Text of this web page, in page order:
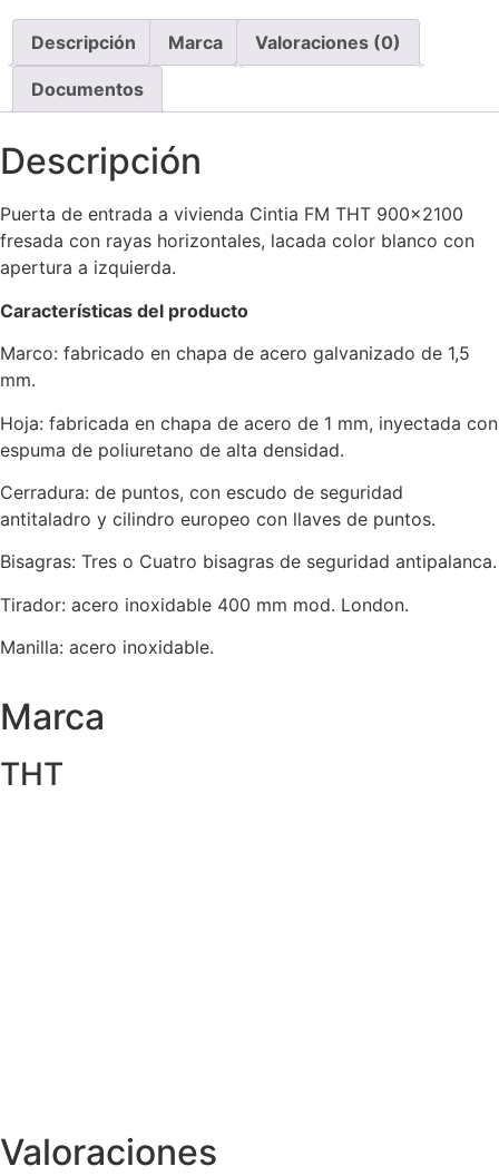
Descripción Marca Valoraciones (0)
Documentos
Descripción
Puerta de entrada a vivienda Cintia FM THT 900×2100
fresada con rayas horizontales, lacada color blanco con
apertura a izquierda.
Características del producto
Marco: fabricado en chapa de acero galvanizado de 1,5
mm.
Hoja: fabricada en chapa de acero de 1 mm, inyectada con
espuma de poliuretano de alta densidad.
Cerradura: de puntos, con escudo de seguridad
antitaladro y cilindro europeo con llaves de puntos.
Bisagras: Tres o Cuatro bisagras de seguridad antipalanca.
Tirador: acero inoxidable 400 mm mod. London.
Manilla: acero inoxidable.
Marca
THT
Valoraciones